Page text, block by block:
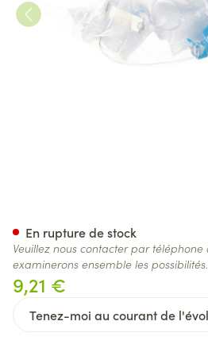
9,21 €
Tenez-moi au courant de
En rupture de stock
Veuillez nous contacter par
examinerons ensemble les possibilités.